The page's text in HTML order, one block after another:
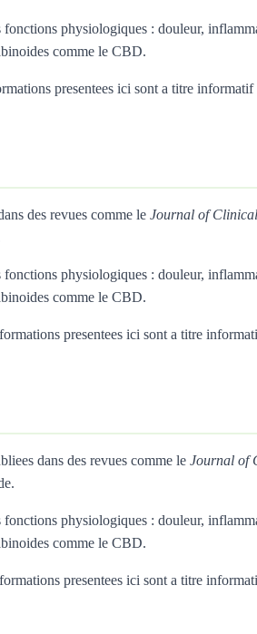
physiologiques : douleur,
comme le CBD.
presentees ici sont a titre informatif
des revues comme le Journal of
physiologiques : douleur,
comme le CBD.
presentees ici sont a titre
dans des revues comme le Journal of
physiologiques : douleur,
comme le CBD.
presentees ici sont a titre